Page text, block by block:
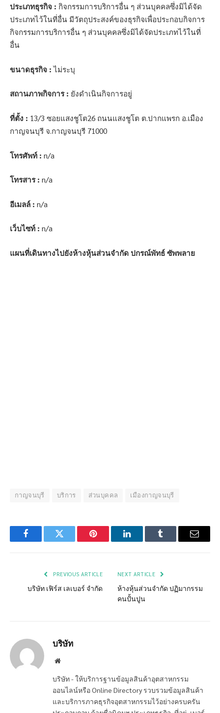
ประเภทธุรกิจ : กิจกรรมการบริการอื่น ๆ ส่วนบุคคลซึ่งมิได้จัด
ประเภทไว้ในที่อื่น มีวัตถุประสงค์ของธุรกิจเพื่อประกอบกิจการ
กิจกรรมการบริการอื่น ๆ ส่วนบุคคลซึ่งมิได้จัดประเภทไว้ในที่
อื่น
ขนาดธุรกิจ : ไม่ระบุ
สถานภาพกิจการ : ยังดำเนินกิจการอยู่
ที่ตั้ง : 13/3 ซอยแสงชูโต26 ถนนแสงชูโต ต.ปากแพรก อ.เมือง
กาญจนบุรี จ.กาญจนบุรี 71000
โทรศัพท์ : n/a
โทรสาร : n/a
อีเมลล์ : n/a
เว็บไซท์ : n/a
แผนที่เดินทางไปยังห้างหุ้นส่วนจำกัด ปกรณ์พัทธ์ ซัพพลาย
กาญจนบุรี บริการ ส่วนบุคคล เมืองกาญจนบุรี
FacebookTwitter Pinterest LinkedInTumblr Email
PREVIOUS ARTICLE
บริษัท เฟิร์ส เลเบอร์ จำกัด
NEXT ARTICLE
ห้างหุ้นส่วนจำกัด ปฏิมากรรม
คนปั้นปูน
บริษัท
Website
บริษัท - ให้บริการฐานข้อมูลสินค้าอุตสาหกรรม
ออนไลน์หรือ Online Directory รวบรวมข้อมูลสินค้า
และบริการภาคธุรกิจอุตสาหกรรมไว้อย่างครบครัน